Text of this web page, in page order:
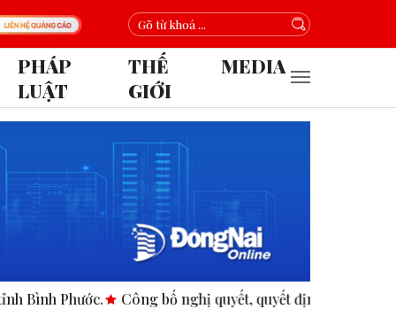
PHÁP
LUẬT
THẾ
GIỚI
MEDIA
Công bố nghị quyết, quyết định tại các xã, phường.